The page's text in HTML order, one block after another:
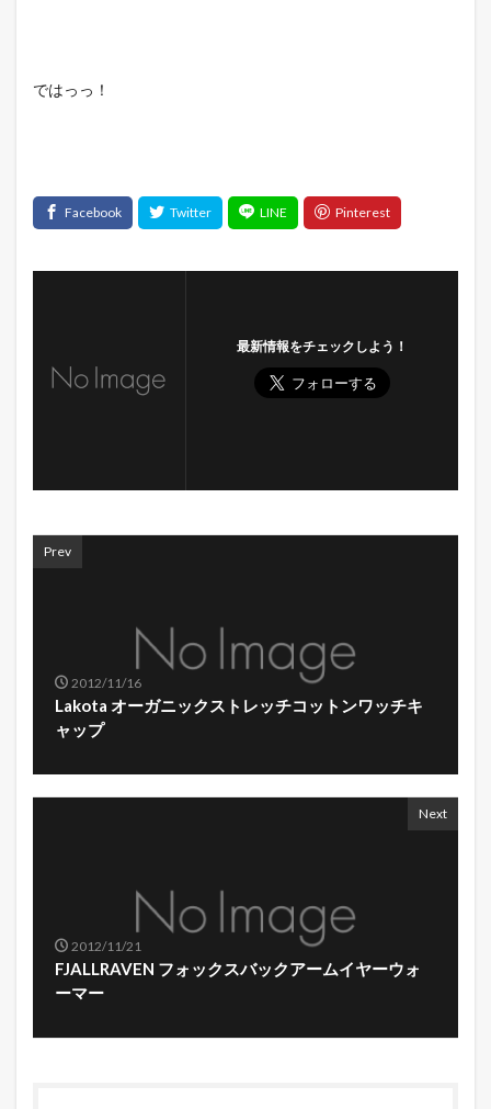
ではっっ！
最新情報をチェックしよう！
Prev
2012/11/16
Lakota オーガニックストレッチコットンワッチキ
ャップ
Next
2012/11/21
FJALLRAVEN フォックスバックアームイヤーウォ
ーマー